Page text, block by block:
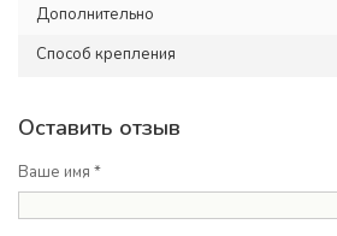
Дополнительно
Способ крепления
Оставить отзыв
Ваше имя *